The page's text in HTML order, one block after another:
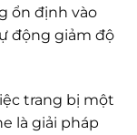
ổn định vào
động giảm độ
trang bị một
là giải pháp